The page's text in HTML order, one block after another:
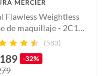
Todo
MERCIER
Flawless Weightless
de maquillaje - 2C1
30ml
(583)
-32%